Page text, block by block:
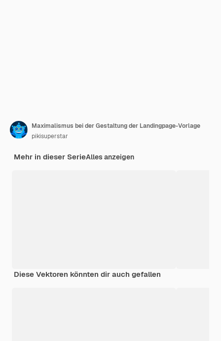
Maximalismus bei der Gestaltung der Landingpage-Vorlage
pikisuperstar
Mehr in dieser SerieAlles anzeigen
Diese Vektoren könnten dir auch gefallen